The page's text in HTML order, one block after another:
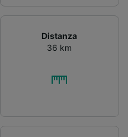
Distanza
36 km